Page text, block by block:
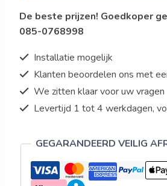
De beste prijzen! Goedkoper
085-0768998
Installatie mogelijk
Klanten beoordelen ons met
We zitten klaar voor uw vragen
Levertijd 1 tot 4 werkdagen,
GEGARANDEERD VEILIG